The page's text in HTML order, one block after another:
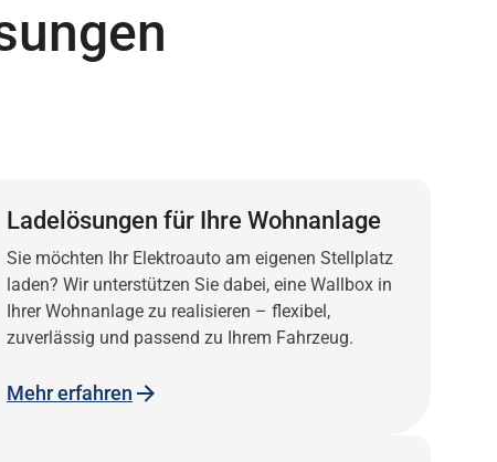
Ladelösungen für Ihre Wohnanlage
Sie möchten Ihr Elektroauto am eigenen Stellplatz
laden? Wir unterstützen Sie dabei, eine Wallbox in
Ihrer Wohnanlage zu realisieren – flexibel,
zuverlässig und passend zu Ihrem Fahrzeug.
Mehr erfahren